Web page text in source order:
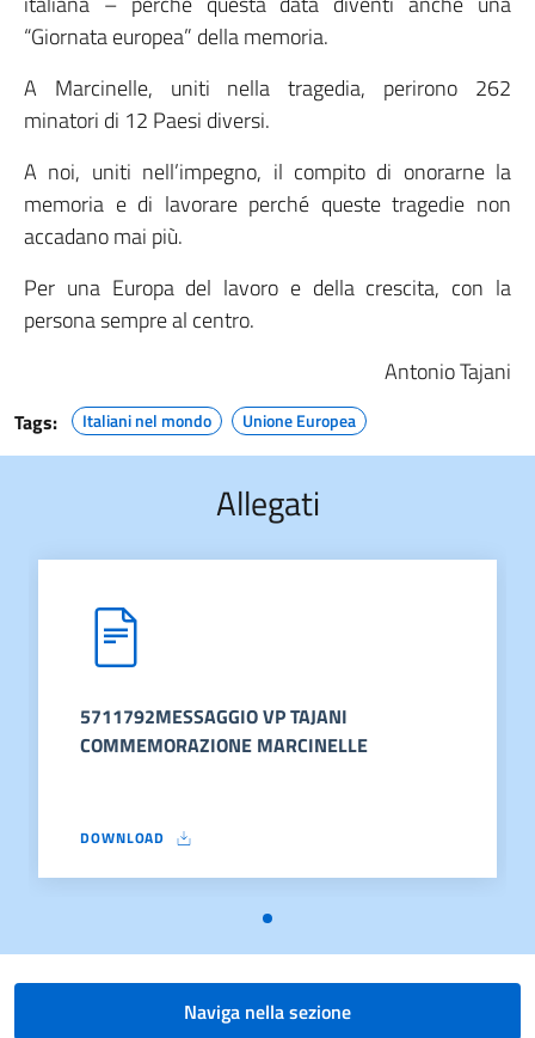
“Giornata europea” della memoria.
A Marcinelle, uniti nella tragedia, perirono 262
minatori di 12 Paesi diversi.
A noi, uniti nell’impegno, il compito di onorarne la
memoria e di lavorare perché queste tragedie non
accadano mai più.
Per una Europa del lavoro e della crescita, con la
persona sempre al centro.
Antonio Tajani
Tags: Italiani nel mondo Unione Europea
Allegati
5711792MESSAGGIO VP TAJANI
COMMEMORAZIONE MARCINELLE
DOWNLOAD
5711792MESSAGGIO VP TAJANI COMMEMORAZIONE
Naviga nella sezione